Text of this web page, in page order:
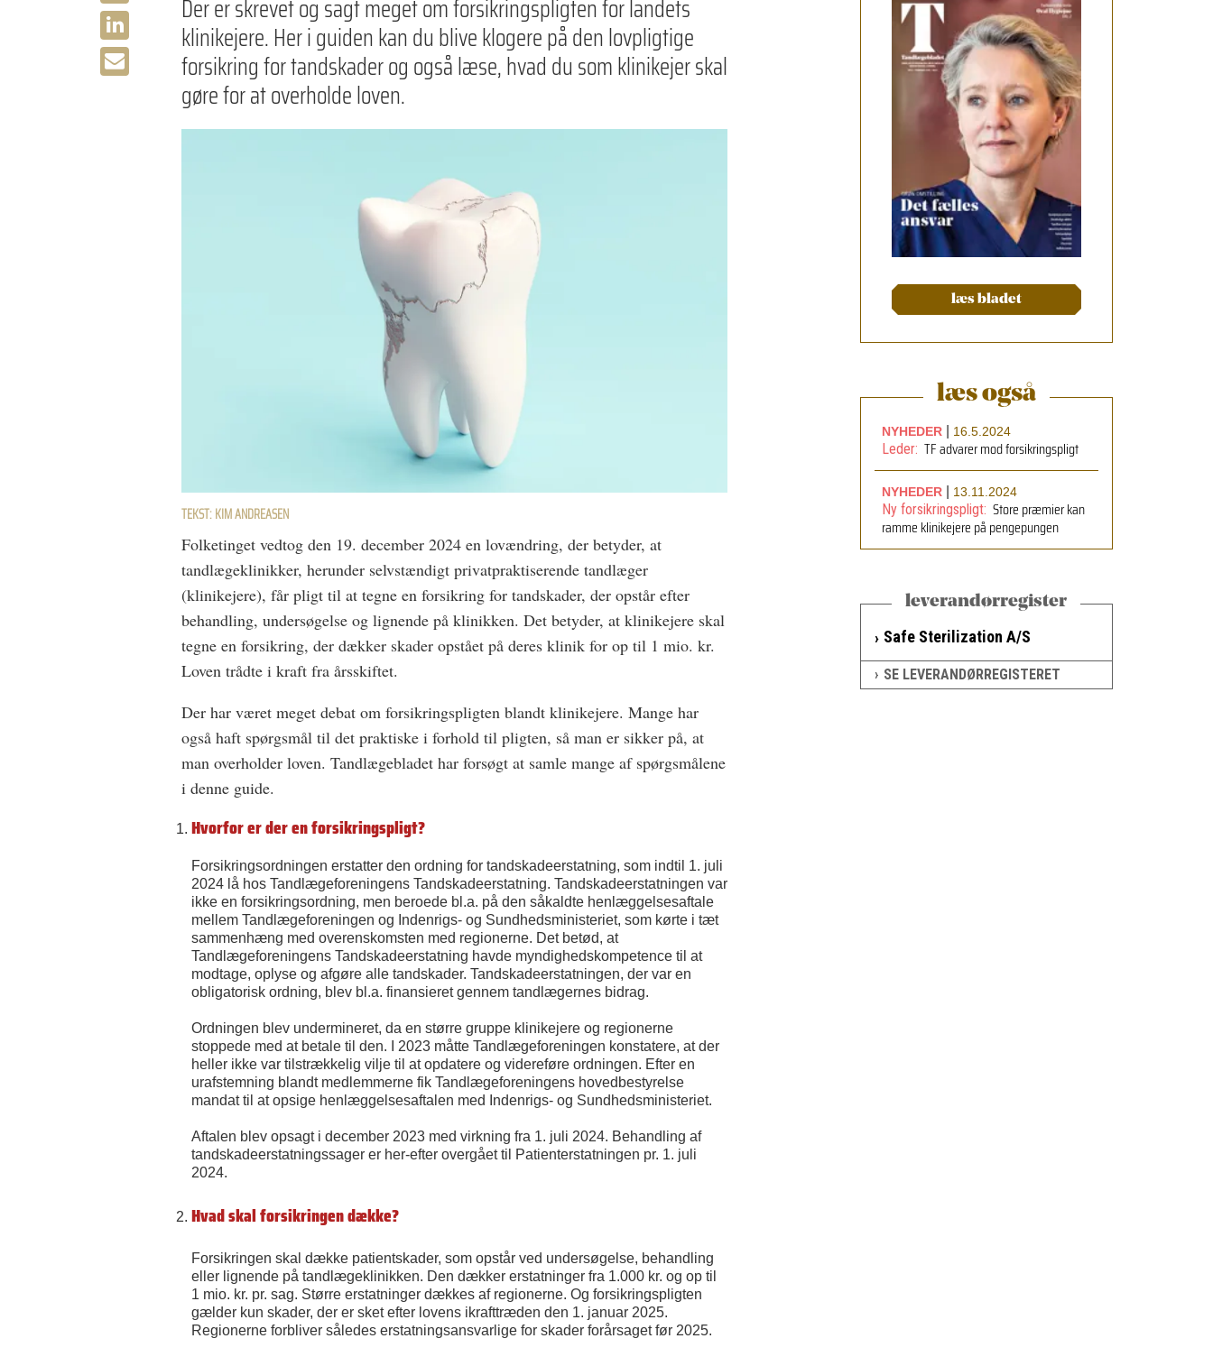
Der er skrevet og sagt meget om forsikringspligten for landets
klinikejere. Her i guiden kan du blive klogere på den lovpligtige
forsikring for tandskader og også læse, hvad du som klinikejer skal
gøre for at overholde loven.
TEKST: KIM ANDREASEN
Folketinget vedtog den 19. december 2024 en lovændring, der betyder, at
tandlægeklinikker, herunder selvstændigt privatpraktiserende tandlæger
(klinikejere), får pligt til at tegne en forsikring for tandskader, der opstår efter
behandling, undersøgelse og lignende på klinikken. Det betyder, at klinikejere skal
tegne en forsikring, der dækker skader opstået på deres klinik for op til 1 mio. kr.
Loven trådte i kraft fra årsskiftet.
Der har været meget debat om forsikringspligten blandt klinikejere. Mange har
også haft spørgsmål til det praktiske i forhold til pligten, så man er sikker på, at
man overholder loven. Tandlægebladet har forsøgt at samle mange af spørgsmålene
i denne guide.
Hvorfor er der en forsikringspligt?
Forsikringsordningen erstatter den ordning for tandskadeerstatning, som indtil 1. juli
2024 lå hos Tandlægeforeningens Tandskadeerstatning. Tandskadeerstatningen var
ikke en forsikringsordning, men beroede bl.a. på den såkaldte henlæggelsesaftale
mellem Tandlægeforeningen og Indenrigs- og Sundhedsministeriet, som kørte i tæt
sammenhæng med overenskomsten med regionerne. Det betød, at
Tandlægeforeningens Tandskadeerstatning havde myndighedskompetence til at
modtage, oplyse og afgøre alle tandskader. Tandskadeerstatningen, der var en
obligatorisk ordning, blev bl.a. finansieret gennem tandlægernes bidrag.
Ordningen blev undermineret, da en større gruppe klinikejere og regionerne
stoppede med at betale til den. I 2023 måtte Tandlægeforeningen konstatere, at der
heller ikke var tilstrækkelig vilje til at opdatere og videreføre ordningen. Efter en
urafstemning blandt medlemmerne fik Tandlægeforeningens hovedbestyrelse
mandat til at opsige henlæggelsesaftalen med Indenrigs- og Sundhedsministeriet.
Aftalen blev opsagt i december 2023 med virkning fra 1. juli 2024. Behandling af
tandskadeerstatningssager er her-efter overgået til Patienterstatningen pr. 1. juli
2024.
Hvad skal forsikringen dække?
Forsikringen skal dække patientskader, som opstår ved undersøgelse, behandling
eller lignende på tandlægeklinikken. Den dækker erstatninger fra 1.000 kr. og op til
1 mio. kr. pr. sag. Større erstatninger dækkes af regionerne. Og forsikringspligten
gælder kun skader, der er sket efter lovens ikrafttræden den 1. januar 2025.
Regionerne forbliver således erstatningsansvarlige for skader forårsaget før 2025.
læs bladet
læs også
NYHEDER| 16.5.2024
Leder: TF advarer mod forsikringspligt
NYHEDER| 13.11.2024
Ny forsikringspligt: Store præmier kan
ramme klinikejere på pengepungen
leverandørregister
Safe Sterilization A/S
SE LEVERANDØRREGISTERET